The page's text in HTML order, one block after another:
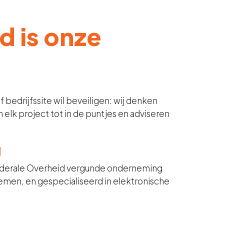
is onze
bedrijfssite wil beveiligen: wij denken
elk project tot in de puntjes en adviseren
Overheid vergunde onderneming
en gespecialiseerd in elektronische